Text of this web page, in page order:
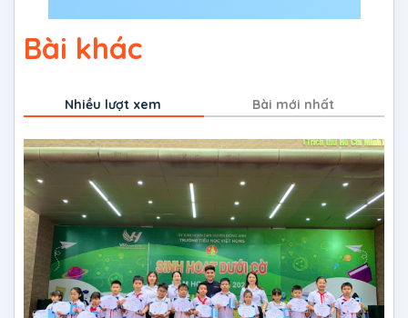
Bài khác
Nhiều lượt xem Bài mới nhất